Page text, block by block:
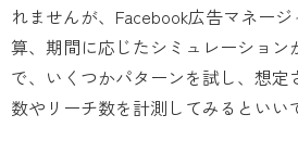
れませんが、Facebook広告マネー
算、期間に応じたシミュレーション
で、いくつかパターンを試し、想定
数やリーチ数を計測してみるといい